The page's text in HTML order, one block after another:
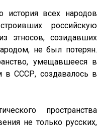
всех народов
российскую
этносов, созидавших
не был потерян.
умещавшееся в
в СССР, создавалось в
пространства
не только русских,